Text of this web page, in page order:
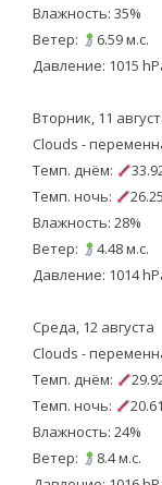
Влажность: 35%
Ветер:
6.59 м.с.
Давление: 1015
Вторник, 11
Clouds -
Темп. днём:
Темп. ночь:
Влажность: 28%
Ветер:
4.48 м.с.
Давление: 1014
Среда, 12 августа
Clouds -
Темп. днём:
Темп. ночь:
Влажность: 24%
Ветер:
8.4 м.с.